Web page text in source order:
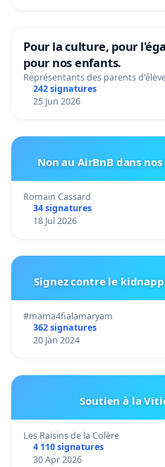
Pour la culture, pour
pour nos enfants.
Représentants des parents
242 signatures
25 Jun 2026
Non au AirBnB dans
Romain Cassard
34 signatures
18 Jul 2026
Signez contre le
#mama4fialamaryam
362 signatures
20 Jan 2024
Soutien à la
Les Raisins de la Colère
4 110 signatures
30 Apr 2026